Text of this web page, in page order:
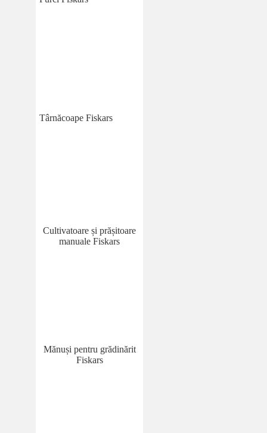
Târnăcoape Fiskars
Cultivatoare și prășitoare
manuale Fiskars
Mănuși pentru grădinărit
Fiskars